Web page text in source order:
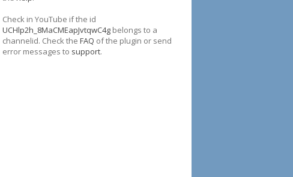
Check in YouTube if the id
UCHlp2h_8MaCMEapJvtqwC4gbelongs to a
channelid. Check the FAQ of the plugin or send
error messages to support.